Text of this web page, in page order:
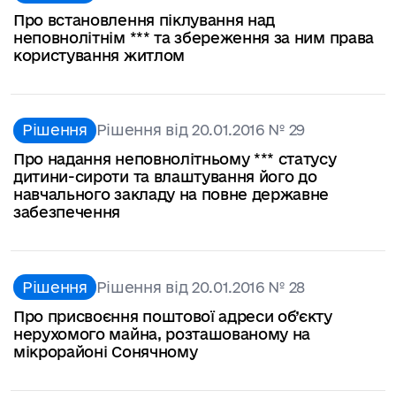
Про встановлення піклування над
неповнолітнім *** та збереження за ним права
користування житлом
Рішення Рішення від 20.01.2016 № 29
Про надання неповнолітньому *** статусу
дитини-сироти та влаштування його до
навчального закладу на повне державне
забезпечення
Рішення Рішення від 20.01.2016 № 28
Про присвоєння поштової адреси об’єкту
нерухомого майна, розташованому на
мікрорайоні Сонячному